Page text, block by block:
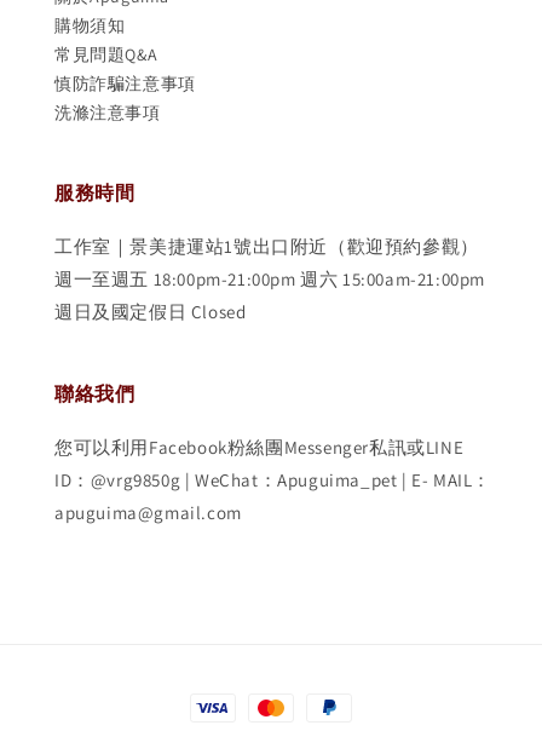
購物須知
常見問題Q&A
慎防詐騙注意事項
洗滌注意事項
服務時間
工作室｜景美捷運站1號出口附近（歡迎預約參觀）
週一至週五 18:00pm-21:00pm 週六 15:00am-21:00pm
週日及國定假日 Closed
聯絡我們
您可以利用Facebook粉絲團Messenger私訊或LINE
ID：@vrg9850g | WeChat：Apuguima_pet | E- MAIL：
apuguima@gmail.com